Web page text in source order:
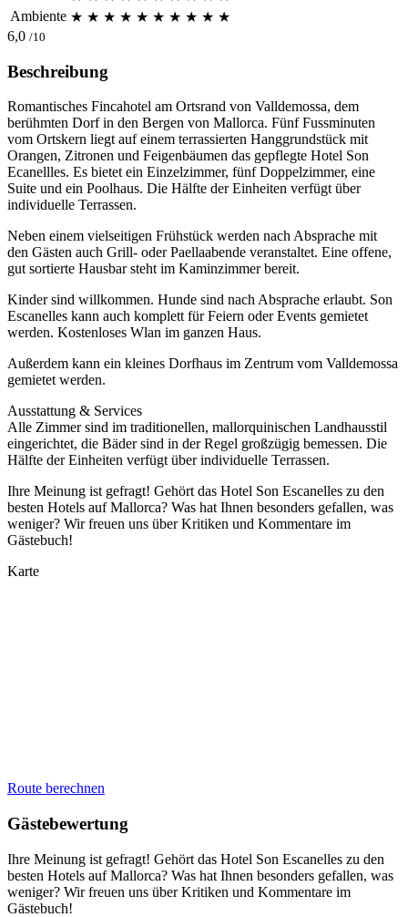
Ambiente ★ ★ ★ ★ ★ ★ ★ ★ ★ ★
6,0 /10
Beschreibung
Romantisches Fincahotel am Ortsrand von Valldemossa, dem
berühmten Dorf in den Bergen von Mallorca. Fünf Fussminuten
vom Ortskern liegt auf einem terrassierten Hanggrundstück mit
Orangen, Zitronen und Feigenbäumen das gepflegte Hotel Son
Ecanellles. Es bietet ein Einzelzimmer, fünf Doppelzimmer, eine
Suite und ein Poolhaus. Die Hälfte der Einheiten verfügt über
individuelle Terrassen.
Neben einem vielseitigen Frühstück werden nach Absprache mit
den Gästen auch Grill- oder Paellaabende veranstaltet. Eine offene,
gut sortierte Hausbar steht im Kaminzimmer bereit.
Kinder sind willkommen. Hunde sind nach Absprache erlaubt. Son
Escanelles kann auch komplett für Feiern oder Events gemietet
werden. Kostenloses Wlan im ganzen Haus.
Außerdem kann ein kleines Dorfhaus im Zentrum vom Valldemossa
gemietet werden.
Ausstattung & Services
Alle Zimmer sind im traditionellen, mallorquinischen Landhausstil
eingerichtet, die Bäder sind in der Regel großzügig bemessen. Die
Hälfte der Einheiten verfügt über individuelle Terrassen.
Ihre Meinung ist gefragt! Gehört das Hotel Son Escanelles zu den
besten Hotels auf Mallorca? Was hat Ihnen besonders gefallen, was
weniger? Wir freuen uns über Kritiken und Kommentare im
Gästebuch!
Karte
Route berechnen
Gästebewertung
Ihre Meinung ist gefragt! Gehört das Hotel Son Escanelles zu den
besten Hotels auf Mallorca? Was hat Ihnen besonders gefallen, was
weniger? Wir freuen uns über Kritiken und Kommentare im
Gästebuch!